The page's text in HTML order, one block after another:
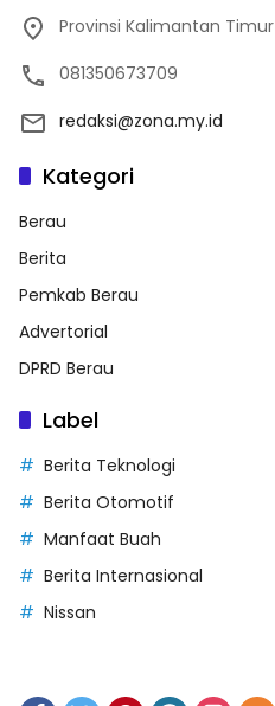
Provinsi Kalimantan Timur
081350673709
redaksi@zona.my.id
Kategori
Berau
Berita
Pemkab Berau
Advertorial
DPRD Berau
Label
Berita Teknologi
Berita Otomotif
Manfaat Buah
Berita Internasional
Nissan